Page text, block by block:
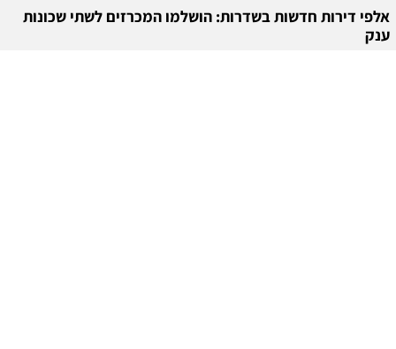
אלפי דירות חדשות בשדרות: הושלמו המכרזים לשתי שכונות
ענק